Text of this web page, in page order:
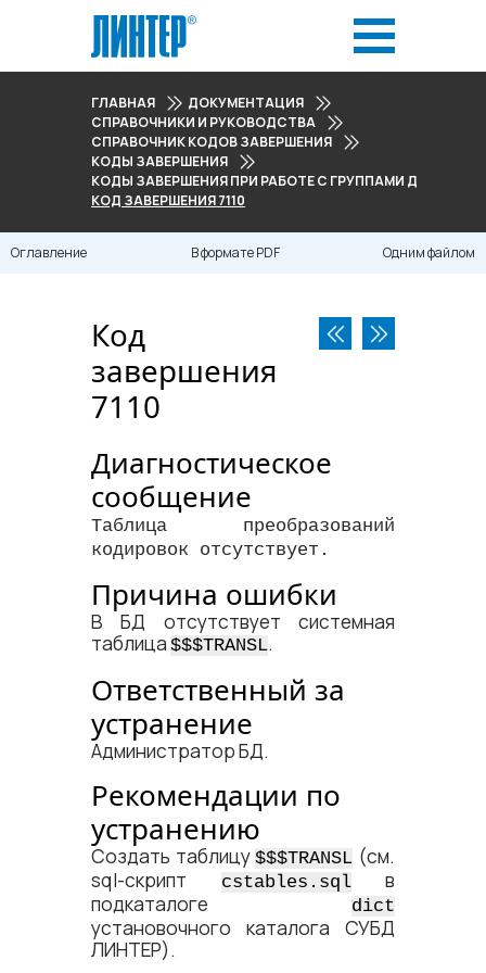
ГЛАВНАЯ
ДОКУМЕНТАЦИЯ
СПРАВОЧНИКИ И РУКОВОДСТВА
СПРАВОЧНИК КОДОВ ЗАВЕРШЕНИЯ
КОДЫ ЗАВЕРШЕНИЯ
КОДЫ ЗАВЕРШЕНИЯ ПРИ РАБОТЕ С ГРУППАМИ
КОД ЗАВЕРШЕНИЯ 7110
Оглавление В формате PDF Одним файлом
Код
завершения
7110
Диагностическое
сообщение
Таблица преобразований
кодировок отсутствует.
Причина ошибки
В БД отсутствует системная
таблица $$$TRANSL.
Ответственный за
устранение
Администратор БД.
Рекомендации по
устранению
Создать таблицу$$$TRANSL (см.
sql-скрипт
cstables.sqlв
подкаталоге
dict
установочного каталога СУБД
ЛИНТЕР).